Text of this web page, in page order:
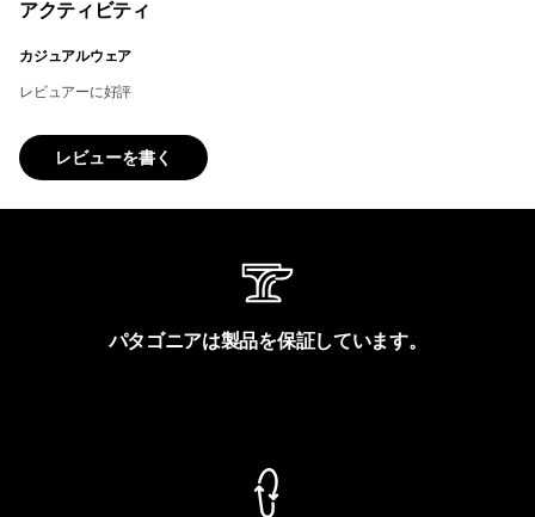
アクティビティ
カジュアルウェア
レビュアーに好評
レビューを書く
パタゴニアは製品を保証しています。